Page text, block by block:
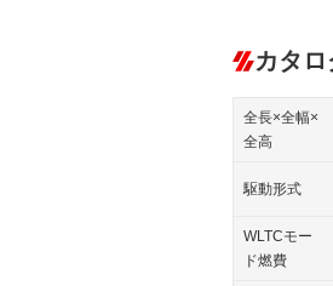
カタロ
全長×全幅×
全高
駆動形式
WLTCモー
ド燃費